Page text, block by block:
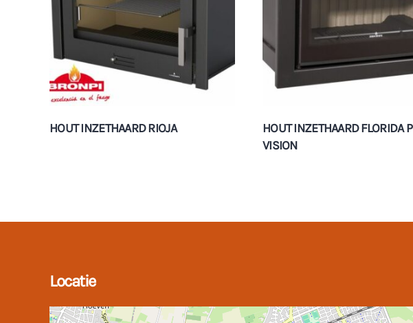
HOUT INZETHAARD RIOJA
HOUT INZETHAARD FLORIDA P
VISION
Locatie